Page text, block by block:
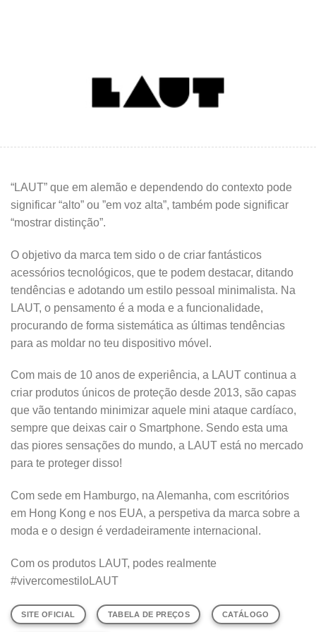
“LAUT” que em alemão e dependendo do contexto pode
significar “alto” ou ”em voz alta”, também pode significar
“mostrar distinção”.
O objetivo da marca tem sido o de criar fantásticos
acessórios tecnológicos, que te podem destacar, ditando
tendências e adotando um estilo pessoal minimalista. Na
LAUT, o pensamento é a moda e a funcionalidade,
procurando de forma sistemática as últimas tendências
para as moldar no teu dispositivo móvel.
Com mais de 10 anos de experiência, a LAUT continua a
criar produtos únicos de proteção desde 2013, são capas
que vão tentando minimizar aquele mini ataque cardíaco,
sempre que deixas cair o Smartphone. Sendo esta uma
das piores sensações do mundo, a LAUT está no mercado
para te proteger disso!
Com sede em Hamburgo, na Alemanha, com escritórios
em Hong Kong e nos EUA, a perspetiva da marca sobre a
moda e o design é verdadeiramente internacional.
Com os produtos LAUT, podes realmente
#vivercomestiloLAUT
SITE OFICIAL TABELA DE PREÇOS CATÁLOGO